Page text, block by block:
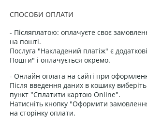
СПОСОБИ ОПЛАТИ
- Післяплатою: оплачуєте своє
на пошті.
Послуга "Накладений платіж" є
Пошти" і оплачується окремо.
- Онлайн оплата на сайті при
Після введення даних в кошику
пункт "Сплатити картою Online".
Натисніть кнопку "Оформити
на сторінку оплати.